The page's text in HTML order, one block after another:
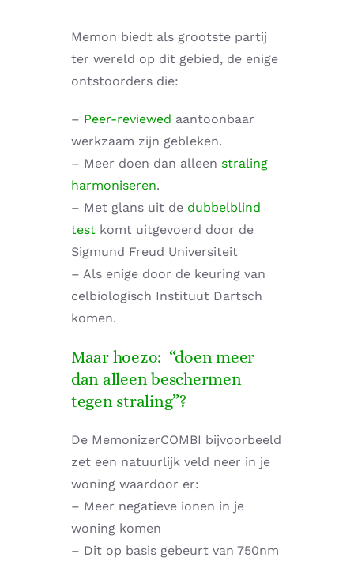
Memon biedt als grootste partij
ter wereld op dit gebied, de enige
ontstoorders die:
– Peer-reviewed aantoonbaar
werkzaam zijn gebleken.
– Meer doen dan alleen straling
harmoniseren.
– Met glans uit de dubbelblind
testkomt uitgevoerd door de
Sigmund Freud Universiteit
– Als enige door de keuring van
celbiologisch Instituut Dartsch
komen.
Maar hoezo: “doen meer
dan alleen beschermen
tegen straling”?
De MemonizerCOMBI bijvoorbeeld
zet een natuurlijk veld neer in je
woning waardoor er:
– Meer negatieve ionen in je
woning komen
– Dit op basis gebeurt van 750nm